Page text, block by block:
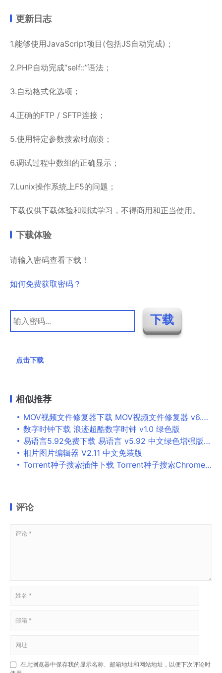
更新日志
1.能够使用JavaScript项目(包括JS自动完成)；
2.PHP自动完成“self::”语法；
3.自动格式化选项；
4.正确的FTP / SFTP连接；
5.使用特定参数搜索时崩溃；
6.调试过程中数组的正确显示；
7.Lunix操作系统上F5的问题；
下载仅供下载体验和测试学习，不得商用和正当使用。
下载体验
请输入密码查看下载！
如何免费获取密码？
点击下载
相似推荐
MOV视频文件修复器下载 MOV视频文件修复器 v6.0 官方专业绿色版
数字时钟下载 浪迹超酷数字时钟 v1.0 绿色版
易语言5.92免费下载 易语言 v5.92 中文绿色增强版&美化版
相片图片编辑器 V2.11 中文免装版
Torrent种子搜索插件下载 Torrent种子搜索Chrome插件 v1.1.17 官方免费版
评论
在此浏览器中保存我的显示名称、邮箱地址和网站地址，以便下次评论时